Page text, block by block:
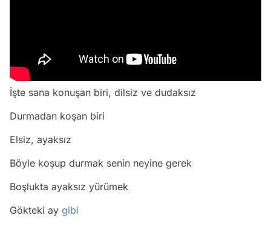
İşte sana konuşan biri, dilsiz ve dudaksız
Durmadan koşan biri
Elsiz, ayaksız
Böyle koşup durmak senin neyine gerek
Boşlukta ayaksız yürümek
Gökteki ay gibi